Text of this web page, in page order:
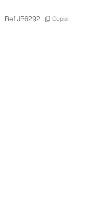
Ref JR6292 Copiar